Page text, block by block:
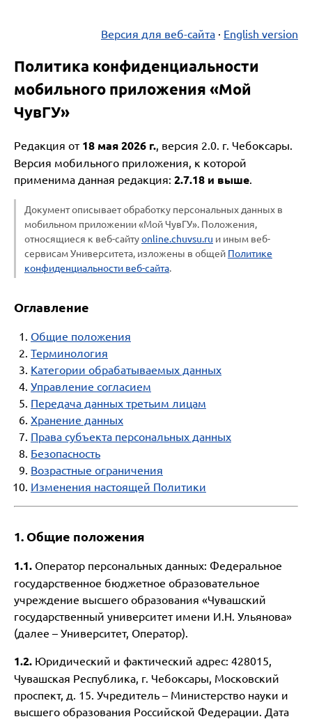
Версия для веб-сайта · English version
Политика конфиденциальности
мобильного приложения «Мой
ЧувГУ»
Редакция от 18 мая 2026 г. , версия 2.0. г. Чебоксары.
Версия мобильного приложения, к которой
применима данная редакция: 2.7.18 и выше
Документ описывает обработку персональных данных в
мобильном приложении «Мой ЧувГУ». Положения,
относящиеся к веб-сайтуonline.chuvsu.ru и иным веб-
сервисам Университета, изложены в общей Политике
конфиденциальности веб-сайта
Оглавление
Общие положения
Терминология
Категории обрабатываемых данных
Управление согласием
Передача данных третьим лицам
Хранение данных
Права субъекта персональных данных
Безопасность
Возрастные ограничения
Изменения настоящей Политики
1. Общие положения
1.1. Оператор персональных данных: Федеральное
государственное бюджетное образовательное
учреждение высшего образования «Чувашский
государственный университет имени И.Н. Ульянова»
(далее – Университет, Оператор).
1.2. Юридический и фактический адрес: 428015,
Чувашская Республика, г. Чебоксары, Московский
проспект, д. 15. Учредитель – Министерство науки и
высшего образования Российской Федерации. Дата